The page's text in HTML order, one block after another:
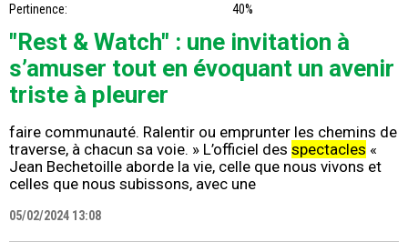
Pertinence: 40%
"Rest & Watch" : une invitation à
s’amuser tout en évoquant un avenir
triste à pleurer
faire communauté. Ralentir ou emprunter les chemins de
traverse, à chacun sa voie. » L’officiel des spectacles «
Jean Bechetoille aborde la vie, celle que nous vivons et
celles que nous subissons, avec une
05/02/2024 13:08